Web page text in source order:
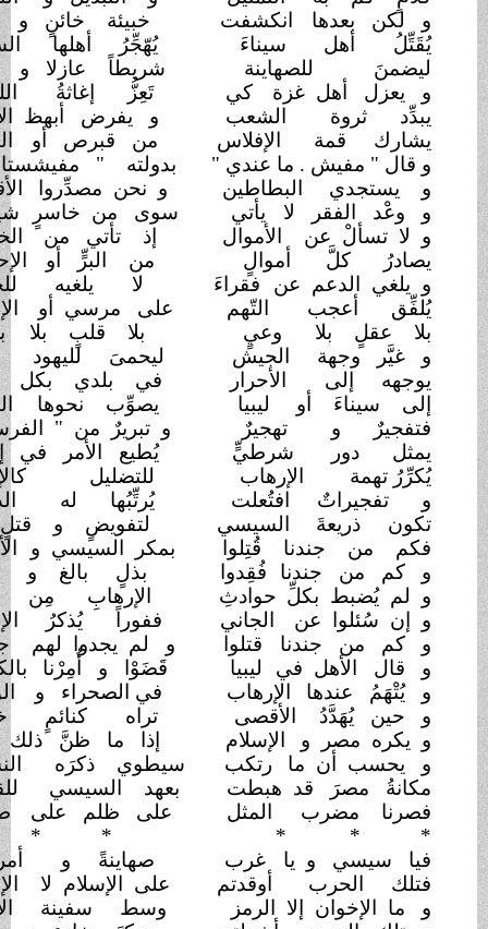
و لكن بعدهاانكشفت
يُقَتِّلُ أهل سيناءَ
ليضمنَ للصهاينة
و يعزل أهل غزة
كي
يبدِّد ثروة
الشعب
يشارك قمة الإفلاس
و قال " مفيش . ما عندي "
و يستجدي البطاطين
و وعْد الفقر لا
يأتي
و لا تسألْ عن
الأموال
يصادرُ كلَّأموالٍ
و يلغي الدعم عن
فقراءَ
يُلفِّق أعجب التّهم
بلا عقلٍ بلا
وعيٍ
و غيَّر وجهة الجيش
يوجهه إلى الأحرار
إلى سيناءَ أو
ليبيا
فتفجيرٌ و
تهجيرٌ
يمثل دور
شرطيٍّ
يُكرِّرُ تهمة
الإرهاب
و تفجيراتٌ افتُعلت
تكون ذريعةَالسيسي
فكم من جندنا قُتِلوا
و كم من جندنافُقِدوا
و لم يُضبط بكلِّ حوادثِ
و إن سُئلوا عن
الجاني
و كم من جندنا قتلوا
و قال الأهل في ليبيا
و يُتْهَمُ عندهاالإرهاب
و حين يُهَدَّدُ الأقصى
و يكره مصر والإسلام
و يحسب أن ما
رتكب
مكانةُ مصرَ قد هبطت
فصرنا مضرب المثل
* *
فيا سيسي و يا
غرب
فتلك الحرب أوقدتم
و ما الإخوان إلا الرمز
خبيئة خائنٍ و
جبان
يُهّجِّرُ أهلهاالسكان
شريطاً عازلا و
أمان
تَعِزُّ إغاثةُ اللهفان
و يفرض أبهظ الأثمان
من قبرص أو
اليونان
بدولته " مفيشستان"
و نحن مصدِّرواالأقطان
سوى من خاسرٍشيطان
إذ تأتي من
الخلجان
من البرٍّ أو
الإحسان
لا يلغيهللحيتان
على مرسي أو
الإخوان
بلا قلبٍ بلا
برهان
ليحمىَ لليهود أمان
في بلدي بكلمكان
يصوِّب نحوهاالنيران
و تبريرٌ من " الفرسان "
يُطيع الأمر في
إذعان
للتضليل
كالإدمان
يُرتِّبُها له
الذؤبان
لتفويضٍ و قتلٍ ثان
بمكر السيسي و الأعوان
بذلٍ بالغ و
هَوان
الإرهابِ مِنجان
ففوراً يُذكرُ الإخوان
و لم يجدوا لهم
جثمان
قَضَوْا و أُمِرْنا بالكتمان
في الصحراء و
الوديان
تراه كنائمٍخزيان
إذا ما ظنَّ ذلك ظان
سيطوي ذكرَه النسيان
بعهد السيسي للقيعان
على ظلم على طغيان
* *
صهاينةً و
أمريكان
على الإسلام لا
الإخوان
وسط سفينة الإيمان